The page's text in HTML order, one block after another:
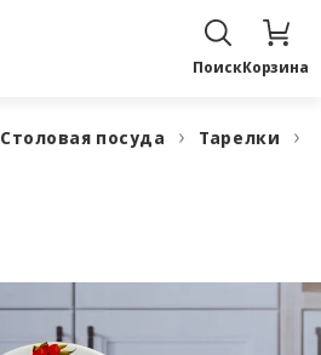
ПоискКорзина
Столовая посуда Тарелки